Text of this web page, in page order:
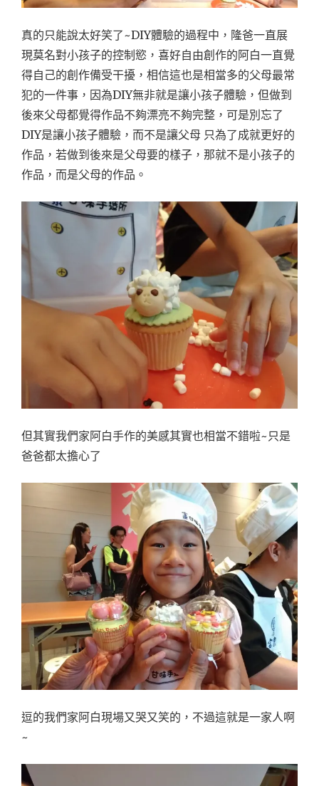
真的只能說太好笑了~DIY體驗的過程中，隆爸一直展
現莫名對小孩子的控制慾，喜好自由創作的阿白一直覺
得自己的創作備受干擾，相信這也是相當多的父母最常
犯的一件事，因為DIY無非就是讓小孩子體驗，但做到
後來父母都覺得作品不夠漂亮不夠完整，可是別忘了
DIY是讓小孩子體驗，而不是讓父母 只為了成就更好的
作品，若做到後來是父母要的樣子，那就不是小孩子的
作品，而是父母的作品。
但其實我們家阿白手作的美感其實也相當不錯啦~只是
爸爸都太擔心了
逗的我們家阿白現場又哭又笑的，不過這就是一家人啊
~